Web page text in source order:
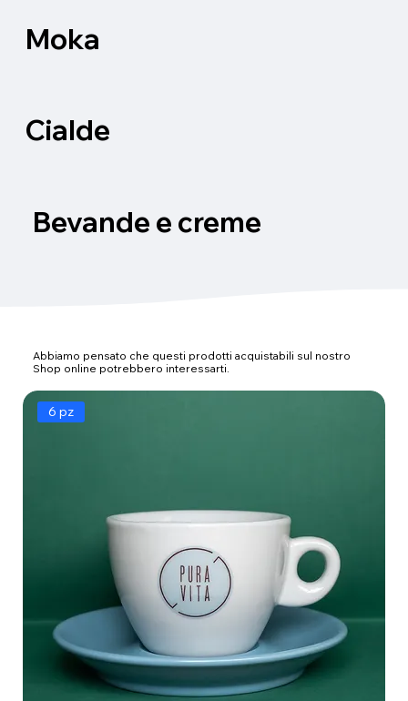
Moka
Cialde
Bevande e creme
Abbiamo pensato che questi prodotti acquistabili sul nostro
Shop online potrebbero interessarti.
6 pz